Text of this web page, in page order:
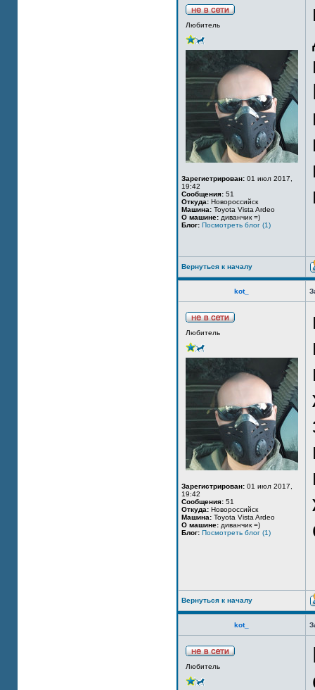
Любитель
Зарегистрирован: 01 июл 2017,
19:42
Сообщения: 51
Откуда: Новороссийск
Машина: Toyota Vista Ardeo
О машине: диванчик =)
Блог: Посмотреть блог (1)
Вернуться к началу
kot_
Любитель
Зарегистрирован: 01 июл 2017,
19:42
Сообщения: 51
Откуда: Новороссийск
Машина: Toyota Vista Ardeo
О машине: диванчик =)
Блог: Посмотреть блог (1)
Вернуться к началу
kot_
Любитель